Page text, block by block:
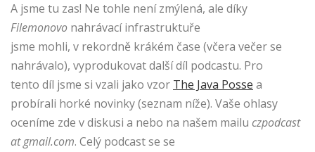
A jsme tu zas! Ne tohle není zmýlená, ale díky
Filemonovo nahrávací infrastruktuře
jsme mohli, v rekordně krákém čase (včera večer se
nahrávalo), vyprodukovat další díl podcastu. Pro
tento díl jsme si vzali jako vzor The Java Posse a
probírali horké novinky (seznam níže). Vaše ohlasy
oceníme zde v diskusi a nebo na našem mailu czpodcast
at gmail.com. Celý podcast se se